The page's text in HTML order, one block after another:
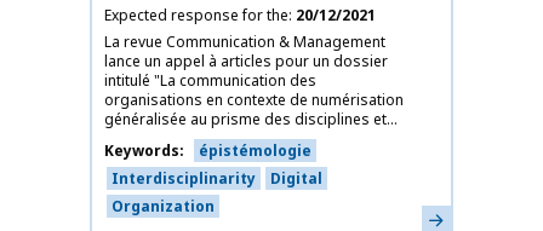
Expected response for the 20/12/2021
La revue Communication & Management
lance un appel à articles pour un dossier
intitulé "La communication des
organisations en contexte de numérisation
généralisée au prisme des disciplines et...
Keywords
épistémologie
Interdisciplinarity
Digital
Organization
Learn more